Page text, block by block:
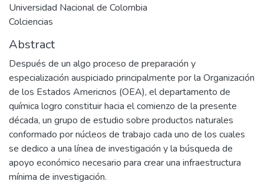
Universidad Nacional de Colombia
Colciencias
Abstract
Después de un algo proceso de preparación y
especialización auspiciado principalmente por la Organización
de los Estados Americnos (OEA), el departamento de
química logro constituir hacia el comienzo de la presente
década, un grupo de estudio sobre productos naturales
conformado por núcleos de trabajo cada uno de los cuales
se dedico a una línea de investigación y la búsqueda de
apoyo económico necesario para crear una infraestructura
mínima de investigación.